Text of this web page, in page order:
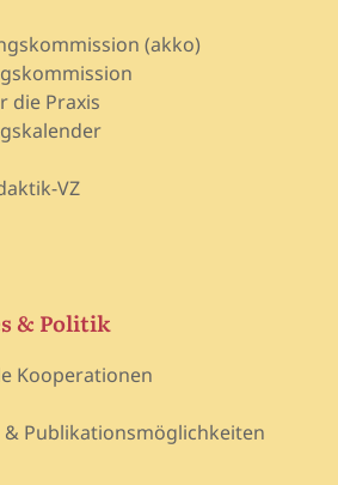
(akko)
die Praxis
VZ
& Politik
Kooperationen
Publikationsmöglichkeiten